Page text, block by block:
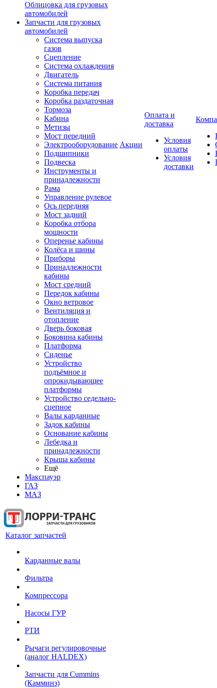
Облицовка для грузовых
автомобилей
Запчасти для грузовых
автомобилей
Система выпуска
газов
Сцепление
Система охлаждения
Двигатель
Система питания
Коробка передач
Коробка раздаточная
Тормоза
Кабина
Метизы
Мост передний
Электрооборудование
Подшипники
Подвеска
Инструменты и
принадлежности
Рама
Управление рулевое
Ось передняя
Мост задний
Коробка отбора
мощности
Оперенье кабины
Колёса и шины
Приборы
Принадлежности
кабины
Мост средний
Передок кабины
Окно ветровое
Вентиляция и
отопление
Дверь боковая
Боковина кабины
Платформа
Сиденье
Устройство
подъёмное и
опрокидывающее
платформы
Устройство седельно-
сцепное
Валы карданные
Задок кабины
Основание кабины
Лебедка и
принадлежности
Крыша кабины
Ещё
Макспауэр
ГАЗ
МАЗ
Акции
Оплата и
доставка
Условия
оплаты
Условия
доставки
Каталог запчастей
Карданные валы
Фильтра
Компрессора
Насосы ГУР
РТИ
Рычаги регулировочные
(аналог HALDEX)
Запчасти для Cummins
(Камминз)